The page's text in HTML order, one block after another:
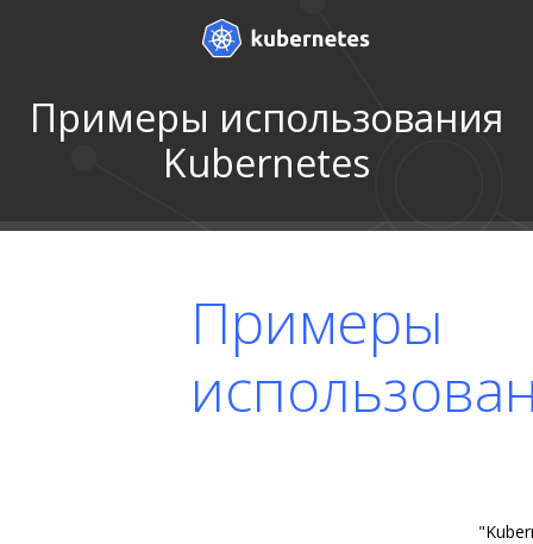
Примеры использования
Kubernetes
Примеры